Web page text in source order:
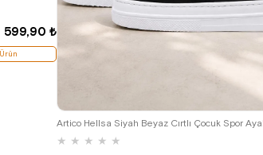
599,90 ₺
Artico Hellsa Siyah Beyaz Cırtlı Çocuk Spor
★ ★ ★ ★ ★